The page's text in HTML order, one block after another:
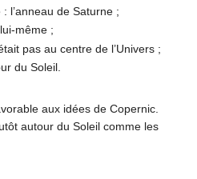
: l’anneau de Saturne ;
même ;
pas au centre de l’Univers ;
du Soleil.
aux idées de Copernic.
autour du Soleil comme les